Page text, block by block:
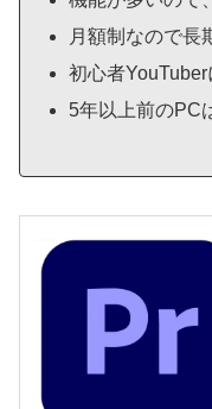
月額制なので長
初心者
5年以上前のPC